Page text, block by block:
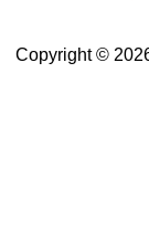
Copyright ©